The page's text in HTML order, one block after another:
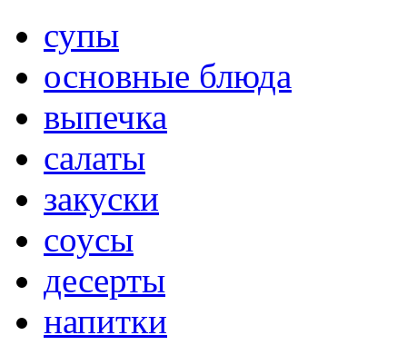
супы
основные блюда
выпечка
салаты
закуски
соусы
десерты
напитки